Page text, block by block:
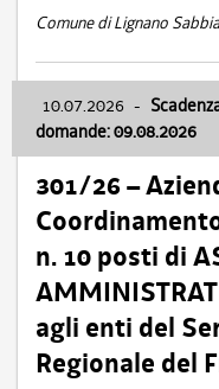
Comune di Lignano
10.07.2026 -
domande: 09.08.2026
301/26 –
n. 10 posti di
agli enti del
Regionale del